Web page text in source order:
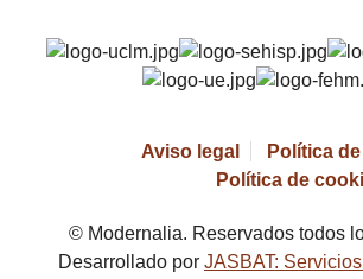
Aviso legal
Política
Política de
© Modernalia. Reservados todos
Desarrollado por JASBAT: